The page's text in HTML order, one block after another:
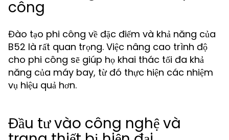
công
Đào tạo phi công về đặc điểm và khả năng của
B52 là rất quan trọng. Việc nâng cao trình độ
cho phi công sẽ giúp họ khai thác tối đa khả
năng của máy bay, từ đó thực hiện các nhiệm
vụ hiệu quả hơn.
Đầu tư vào công nghệ và